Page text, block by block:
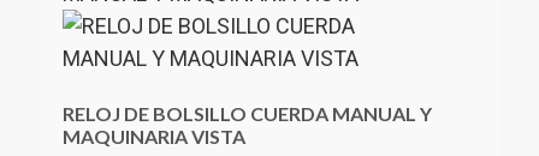
RELOJ DE BOLSILLO CUERDA MANUAL Y
MAQUINARIA VISTA